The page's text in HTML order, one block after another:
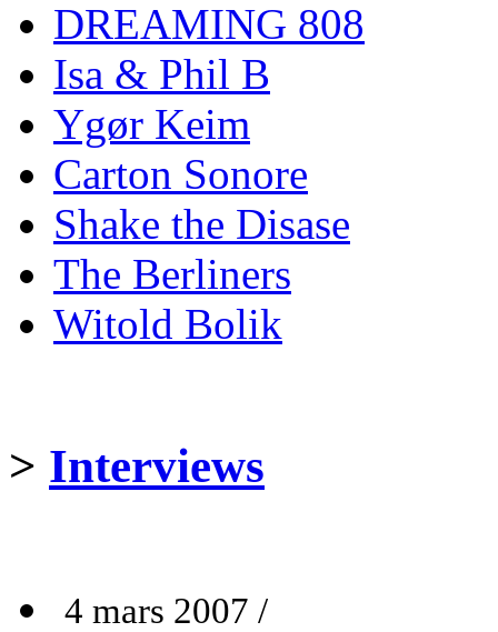
DREAMING 808
Isa & Phil B
Ygør Keim
Carton Sonore
Shake the Disase
The Berliners
Witold Bolik
> Interviews
4 mars 2007 /